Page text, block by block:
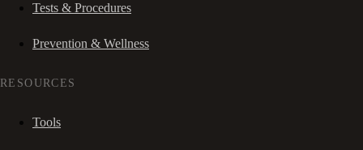
Tests & Procedures
Prevention & Wellness
RESOURCES
Tools